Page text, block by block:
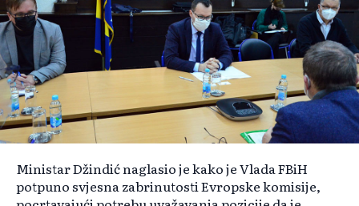
Ministar Džindić naglasio je kako je Vlada FBiH
potpuno svjesna zabrinutosti Evropske komisije,